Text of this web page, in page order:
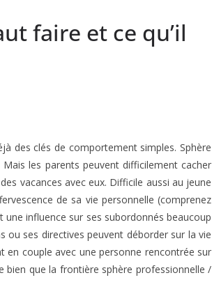
faire et ce qu’il
des clés de comportement simples. Sphère
les parents peuvent difficilement cacher
vacances avec eux. Difficile aussi au jeune
de sa vie personnelle (comprenez
influence sur ses subordonnés beaucoup
ou ses directives peuvent déborder sur la vie
en couple avec une personne rencontrée sur
bien que la frontière sphère professionnelle /